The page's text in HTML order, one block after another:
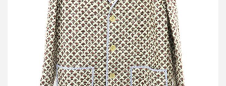
グッチ Liberty プリントリネンジャケット
買取金額36,000円
詳しく見る